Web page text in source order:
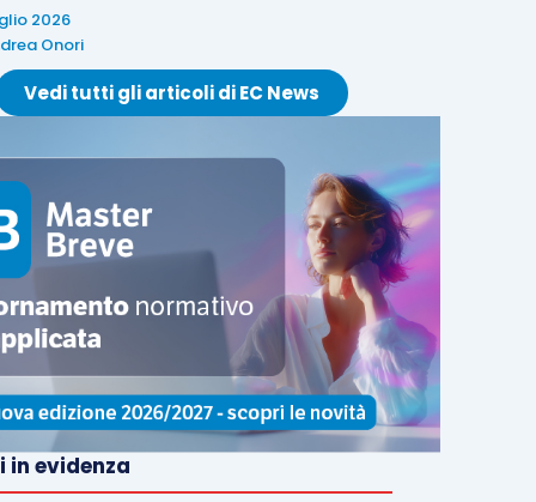
2026
Onori
Vedi tutti gli articoli di EC News
in evidenza